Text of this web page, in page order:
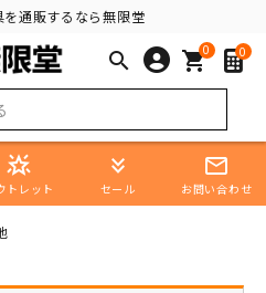
通販するなら無限堂
search 0
shopping_cart 0
star_shine
トレット
keyboard_double_arrow_down
セール
mail_outline
お問い合わせ